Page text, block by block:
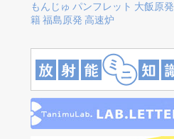
もんじゅ パンフレット 大飯原発
籍福島原発 高速炉